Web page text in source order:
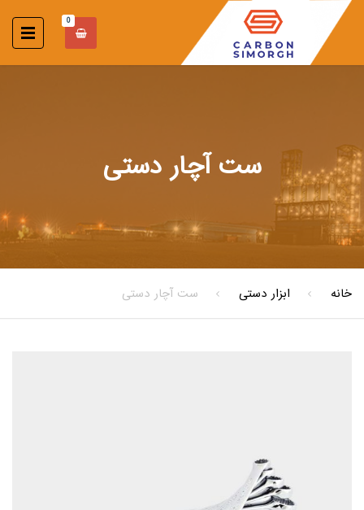
0
ست آچار دستی
خانه ابزار دستی ست آچار دستی